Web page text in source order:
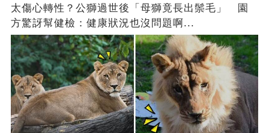
太傷心轉性？公獅過世後「母獅竟長出鬃毛」 園
方驚訝幫健檢：健康狀況也沒問題啊...